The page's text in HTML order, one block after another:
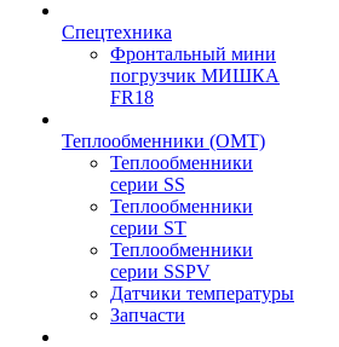
Спецтехника
Фронтальный мини
погрузчик МИШКА
FR18
Теплообменники (OMT)
Теплообменники
серии SS
Теплообменники
серии ST
Теплообменники
серии SSPV
Датчики температуры
Запчасти